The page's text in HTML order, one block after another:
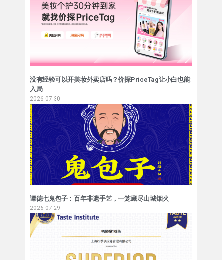
没有经验可以开美妆外卖店吗？价探PriceTag让小白也能
入局
2026-07-30
谭德七鬼包子：百年非遗手艺，一笼藏尽山城烟火
2026-07-29